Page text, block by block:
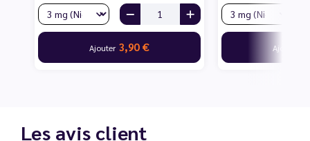
Ajouter 3,90 € Ajouter
Les avis client